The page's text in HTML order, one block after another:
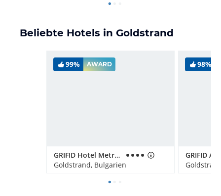
Beliebte Hotels in Goldstrand
99% AWARD
GRIFID Hotel Metropol
Goldstrand, Bulgarien
98%